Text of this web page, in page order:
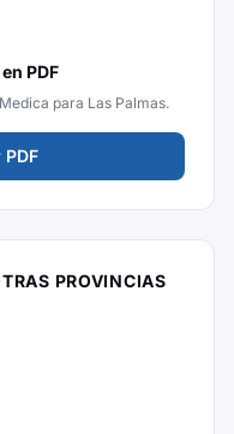
PDF
para Las Palmas.
PROVINCIAS